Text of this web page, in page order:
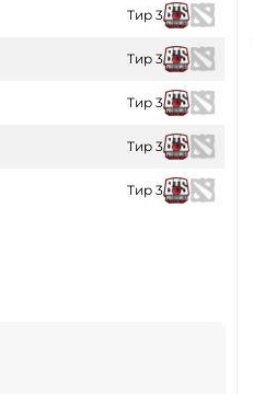
Тир 3
Тир 3
Тир 3
Тир 3
Тир 3